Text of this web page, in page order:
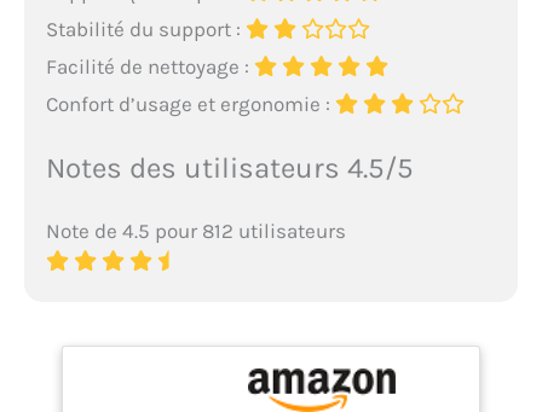
Stabilité du support :
Facilité de nettoyage :
Confort d’usage et ergonomie :
Notes des utilisateurs 4.5/5
Note de 4.5 pour 812 utilisateurs